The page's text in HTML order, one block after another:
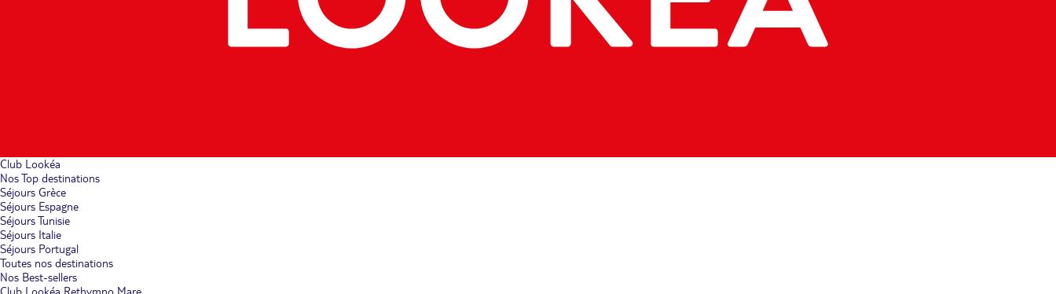
Club Lookéa
Nos Top destinations
Séjours Grèce
Séjours Espagne
Séjours Tunisie
Séjours Italie
Séjours Portugal
Toutes nos destinations
Nos Best-sellers